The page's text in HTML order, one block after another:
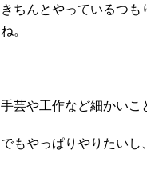
きちんとやっているつ
ね。
手芸や工作など細かいこ
でもやっぱりやりたいし